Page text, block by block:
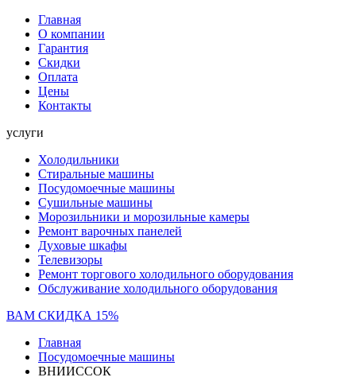
Главная
О компании
Гарантия
Скидки
Оплата
Цены
Контакты
услуги
Холодильники
Стиральные машины
Посудомоечные машины
Сушильные машины
Морозильники и морозильные камеры
Ремонт варочных панелей
Духовые шкафы
Телевизоры
Ремонт торгового холодильного оборудования
Обслуживание холодильного оборудования
ВАМ СКИДКА 15%
Главная
Посудомоечные машины
ВНИИССОК